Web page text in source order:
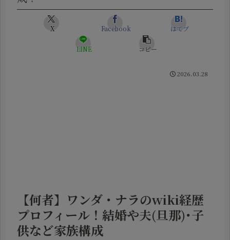
X Facebook はてブ
LINE コピー
2026.03.28
【何者】ワンダ・ナラのwiki経歴
プロフィール！結婚や夫(旦那)･子
供など家族構成